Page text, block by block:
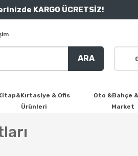
KARGO ÜCRETSİZ!
ARA
& Ofis
Ürünleri
Oto &Bahçe
Market